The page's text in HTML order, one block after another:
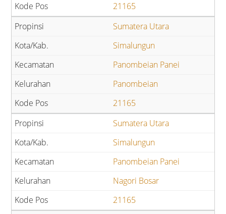
21165
Sumatera Utara
Simalungun
Panombeian Panei
Panombeian
21165
Sumatera Utara
Simalungun
Panombeian Panei
Nagori Bosar
21165